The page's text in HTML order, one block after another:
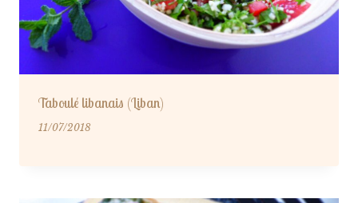
Taboulé libanais (Liban)
11/07/2018